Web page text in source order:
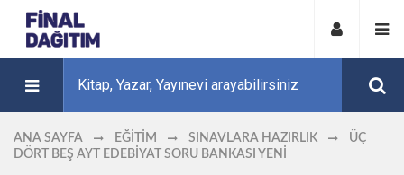
ANA SAYFA EĞITIM SINAVLARA HAZIRLIK
ÜÇ
DÖRT BEŞ AYT EDEBIYAT SORU BANKASI YENİ